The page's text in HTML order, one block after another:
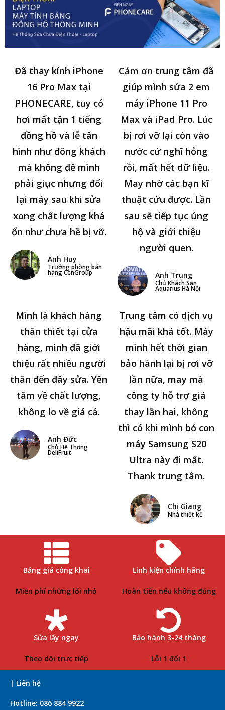
Đã thay kính iPhone
16 Pro Max tại
PHONECARE, tuy có
hơi mất tận 1 tiếng
đồng hồ và lễ tân
hình như đông khách
mà không để mình
phải giục nhưng đổi
lại máy sau khi sửa
xong chất lượng khá
ổn như chưa hề bị vỡ.
Anh Huy
Trưởng phòng bán
hàng CenGroup
Cảm ơn trung tâm đã
giúp mình sửa 2 em
máy iPhone 11 Pro
Max và iPad Pro. Lúc
bị rơi vỡ lại còn vào
nước cứ nghĩ hỏng
rồi, mất hết dữ liệu.
May nhờ các bạn kĩ
thuật cứu được. Lần
sau sẽ tiếp tục ủng
hộ và giới thiệu
người quen.
Anh Trung
Chủ Khách Sạn
Aquarius Hà Nội
Mình là khách hàng
thân thiết tại cửa
hàng, mình đã giới
thiệu rất nhiều người
thân đến đây sửa. Yên
tâm về chất lượng,
không lo về giá cả.
Anh Đức
Chủ Hệ Thống
DeliFruit
Trung tâm có dịch vụ
hậu mãi khá tốt. Máy
mình hết thời gian
bảo hành lại bị rơi vỡ
lần nữa, may mà
công ty hỗ trợ giá
thay lần hai, không
thì có khi mình bỏ con
máy Samsung S20
Ultra này đi mất.
Thank trung tâm.
Chị Giang
Nhà thiết kế
Bảng giá công khai
Miễn phí những lối nhỏ
Linh kiện chính hãng
Hoàn tiền nếu không đúng
Sửa lấy ngay
Theo dõi trực tiếp
Bảo hành 3-24 tháng
Lỗi 1 đổi 1
| Liên hệ
Hotline: 086 884 9922